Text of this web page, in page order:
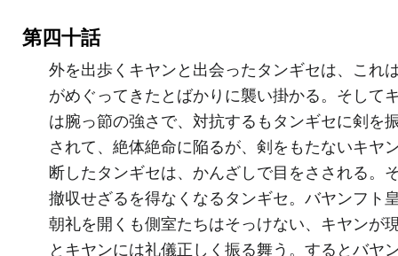
第四十話
外を出歩くキヤンと出会ったタンギセは、これ
がめぐってきたとばかりに襲い掛かる。そして
は腕っ節の強さで、対抗するもタンギセに剣を
されて、絶体絶命に陥るが、剣をもたないキヤ
断したタンギセは、かんざしで目をさされる。
撤収せざるを得なくなるタンギセ。バヤンフト
朝礼を開くも側室たちはそっけない、キヤンが
とキヤンには礼儀正しく振る舞う。するとバヤ